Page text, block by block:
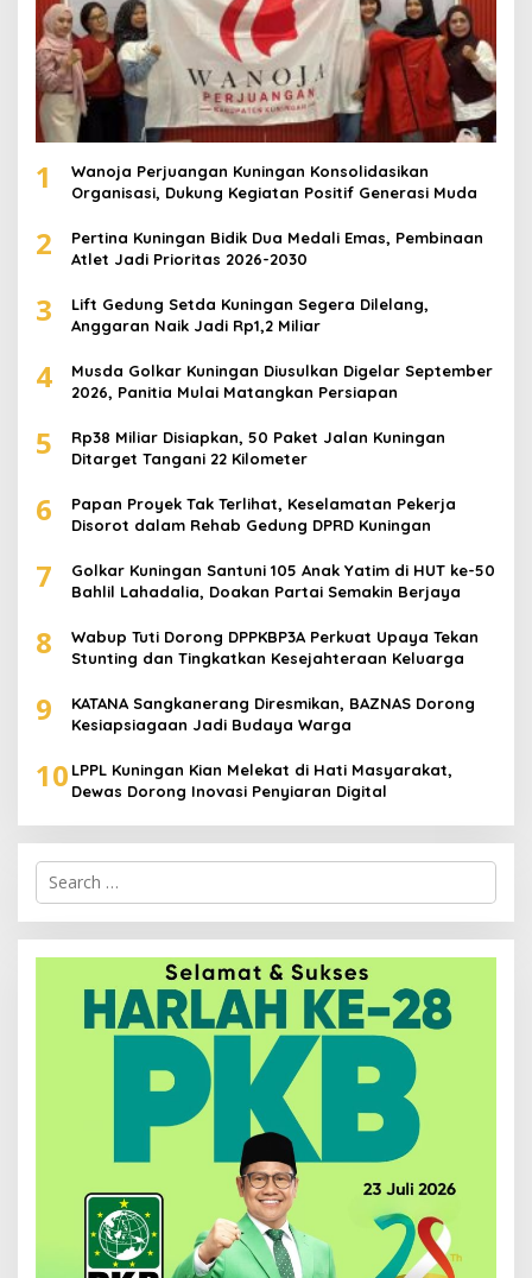
1
Wanoja Perjuangan Kuningan Konsolidasikan
Organisasi, Dukung Kegiatan Positif Generasi Muda
2
Pertina Kuningan Bidik Dua Medali Emas, Pembinaan
Atlet Jadi Prioritas 2026-2030
3
Lift Gedung Setda Kuningan Segera Dilelang,
Anggaran Naik Jadi Rp1,2 Miliar
4
Musda Golkar Kuningan Diusulkan Digelar September
2026, Panitia Mulai Matangkan Persiapan
5
Rp38 Miliar Disiapkan, 50 Paket Jalan Kuningan
Ditarget Tangani 22 Kilometer
6
Papan Proyek Tak Terlihat, Keselamatan Pekerja
Disorot dalam Rehab Gedung DPRD Kuningan
7
Golkar Kuningan Santuni 105 Anak Yatim di HUT ke-50
Bahlil Lahadalia, Doakan Partai Semakin Berjaya
8
Wabup Tuti Dorong DPPKBP3A Perkuat Upaya Tekan
Stunting dan Tingkatkan Kesejahteraan Keluarga
9
KATANA Sangkanerang Diresmikan, BAZNAS Dorong
Kesiapsiagaan Jadi Budaya Warga
10 LPPL Kuningan Kian Melekat di Hati Masyarakat,
Dewas Dorong Inovasi Penyiaran Digital
Search
for: